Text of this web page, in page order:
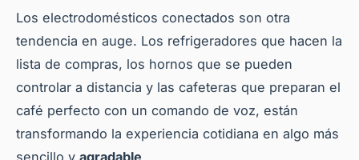
Los electrodomésticos conectados son otra
tendencia en auge. Los refrigeradores que hacen la
lista de compras, los hornos que se pueden
controlar a distancia y las cafeteras que preparan el
café perfecto con un comando de voz, están
transformando la experiencia cotidiana en algo más